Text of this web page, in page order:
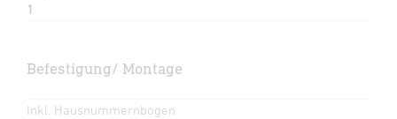
1
Befestigung/ Montage
Inkl. Hausnummernbogen